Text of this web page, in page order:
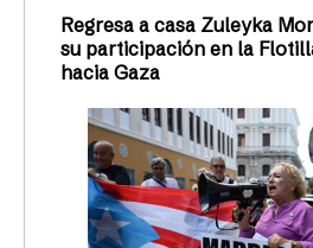
Regresa a casa Zuleyka
su participación en la
hacia Gaza